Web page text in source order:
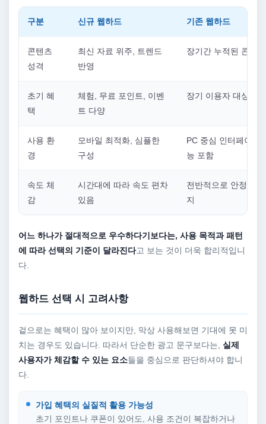
구분 신규 웹하드 기존 웹하드
콘텐츠
성격
최신 자료 위주, 트렌드
반영
장기간 누적된 콘텐
초기 혜
택
체험, 무료 포인트, 이벤
트 다양
장기 이용자 대상 혜
사용 환
경
모바일 최적화, 심플한
구성
PC 중심 인터페이스,
능 포함
속도 체
감
시간대에 따라 속도 편차
있음
전반적으로 안정적인
지
어느 하나가 절대적으로 우수하다기보다는, 사용 목적과 패턴
에 따라 선택의 기준이 달라진다고 보는 것이 더욱 합리적입니
다.
웹하드 선택 시 고려사항
겉으로는 혜택이 많아 보이지만, 막상 사용해보면 기대에 못 미
치는 경우도 있습니다. 따라서 단순한 광고 문구보다는, 실제
사용자가 체감할 수 있는 요소들을 중심으로 판단하셔야 합니
다.
가입 혜택의 실질적 활용 가능성
초기 포인트나 쿠폰이 있어도, 사용 조건이 복잡하거나